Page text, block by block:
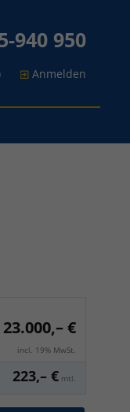
940 950
Anmelden
23.000,– €
incl. 19% MwSt.
223,– € mtl.